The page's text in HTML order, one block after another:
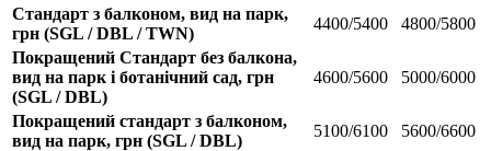
Стандарт з балконом, вид на парк,
грн (SGL / DBL / TWN)
4400/5400
4800/5800
Покращений Стандарт без балкона,
вид на парк і ботанічний сад, грн
(SGL / DBL)
4600/5600 5000/6000
Покращений стандарт з балконом,
вид на парк, грн (SGL / DBL)
5100/6100
5600/6600